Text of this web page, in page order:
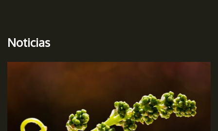
Noticias